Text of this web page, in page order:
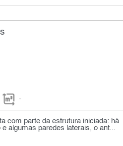
-
com parte da estrutura iniciada: há
algumas paredes laterais, o ant...